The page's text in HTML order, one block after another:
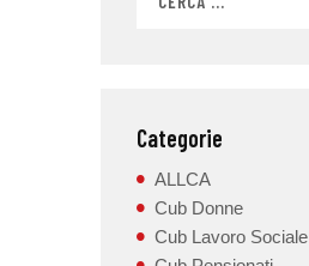
Categorie
ALLCA
Cub Donne
Cub Lavoro Sociale